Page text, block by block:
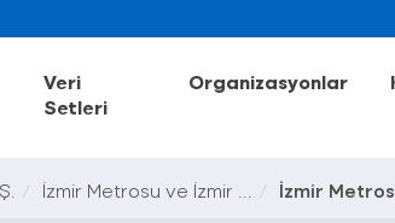
Veri
Setleri
Organizasyonlar
İzmir Metrosu ve İzmir ... İzmir